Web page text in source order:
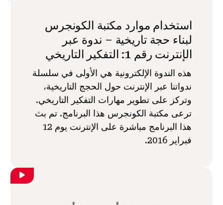
استخدام موارد مكتبة الكونجرس
لبناء حجة تاريخية – ندوة عبر
الإنترنت رقم 1: التفكير التاريخي
هذه الندوة الإلكترونية هي الأولى في سلسلة
ندواتنا عبر الإنترنت حول الحجج التاريخية،
وتركز على تطوير مهارات التفكير التاريخي.
ترعى مكتبة الكونجرس هذا البرنامج. تم بث
هذا البرنامج مباشرة على الإنترنت يوم 12
فبراير 2016.